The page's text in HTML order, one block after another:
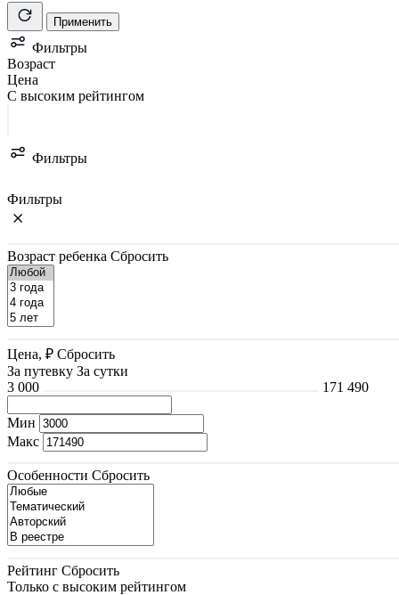
Применить
Фильтры
Возраст
Цена
С высоким рейтингом
Фильтры
Фильтры
Возраст ребенка Сбросить
Цена, ₽ Сбросить
За путевку За сутки
3 000
171 490
Мин
Макс
Особенности Сбросить
Рейтинг Сбросить
Только с высоким рейтингом